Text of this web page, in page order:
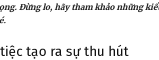
Đừng lo, hãy tham khảo những
tạo ra sự thu hút